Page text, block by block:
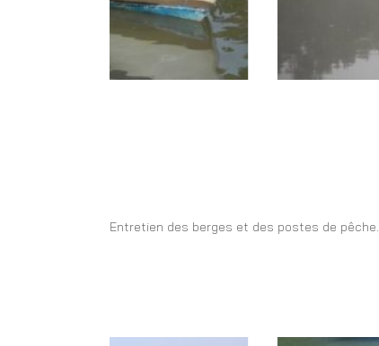
Entretien des berges et des postes de pêche.